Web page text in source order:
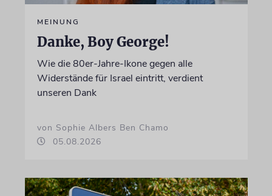
MEINUNG
Danke, Boy George!
Wie die 80er-Jahre-Ikone gegen alle
Widerstände für Israel eintritt, verdient
unseren Dank
von Sophie Albers Ben Chamo
05.08.2026